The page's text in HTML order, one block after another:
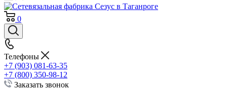
0
Телефоны
+7 (903) 081-63-35
+7 (800) 350-98-12
Заказать звонок